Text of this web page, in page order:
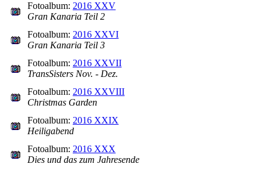
Fotoalbum: 2016 XXV
Gran Kanaria Teil 2
Fotoalbum: 2016 XXVI
Gran Kanaria Teil 3
Fotoalbum: 2016 XXVII
TransSisters Nov. - Dez.
Fotoalbum: 2016 XXVIII
Christmas Garden
Fotoalbum: 2016 XXIX
Heiligabend
Fotoalbum: 2016 XXX
Dies und das zum Jahresende